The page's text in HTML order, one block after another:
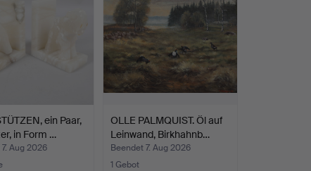
ein Paar,
in Form …
Aug 2026
OLLE PALMQUIST. Öl auf
Leinwand, Birkhahnb…
Beendet 7. Aug 2026
1 Gebot